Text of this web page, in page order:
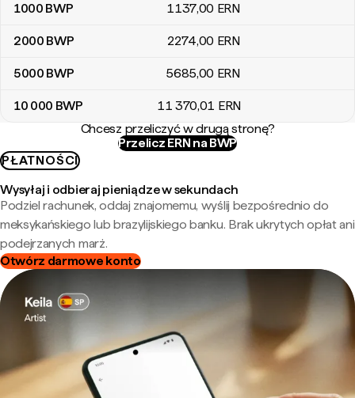
1000 BWP 1137,00 ERN
2000 BWP 2274,00 ERN
5000 BWP 5685,00 ERN
10 000 BWP 11 370,01 ERN
Chcesz przeliczyć w drugą stronę?
Przelicz ERN na BWP
PŁATNOŚCI
Wysyłaj i odbieraj pieniądze w sekundach
Podziel rachunek, oddaj znajomemu, wyślij bezpośrednio do
meksykańskiego lub brazylijskiego banku. Brak ukrytych opłat ani
podejrzanych marż.
Otwórz darmowe konto